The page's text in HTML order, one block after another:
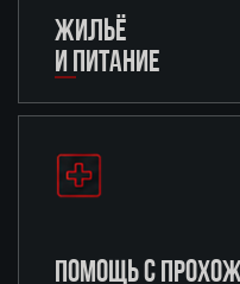
ЖИЛЬЁ
И ПИТАНИЕ
ПОМОЩЬ С